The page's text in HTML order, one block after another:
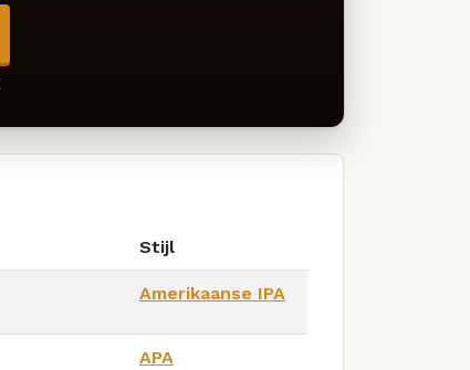
Stijl
Amerikaanse IPA
APA